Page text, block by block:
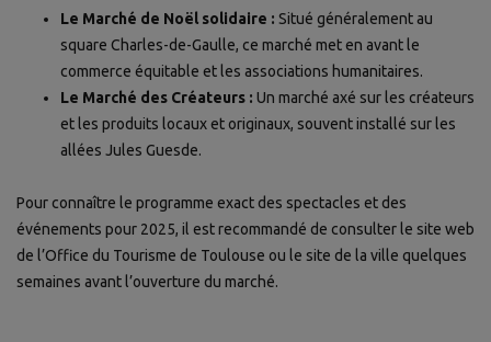
Le Marché de Noël solidaire : Situé généralement au
square Charles-de-Gaulle, ce marché met en avant le
commerce équitable et les associations humanitaires.
Le Marché des Créateurs : Un marché axé sur les créateurs
et les produits locaux et originaux, souvent installé sur les
allées Jules Guesde.
Pour connaître le programme exact des spectacles et des
événements pour 2025, il est recommandé de consulter le site web
de l’Office du Tourisme de Toulouse ou le site de la ville quelques
semaines avant l’ouverture du marché.